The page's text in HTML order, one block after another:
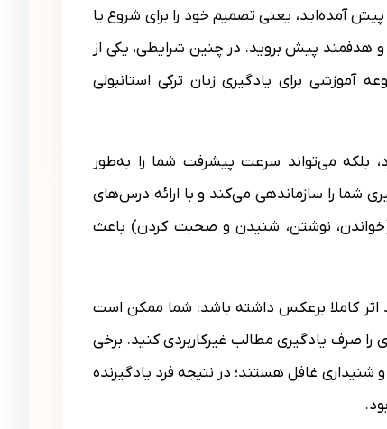
پیش آمده‌اید، یعنی تصمیم خود را برای شروع یا
هدفمند پیش بروید. در چنین شرایطی، یکی از
برای یادگیری زبان ترکی استانبولی
بلکه می‌تواند سرعت پیشرفت شما را به‌طور
شما را سازماندهی می‌کند و با ارائه درس‌های
(خواندن، نوشتن، شنیدن و صحبت کردن) باعث
اثر کاملا برعکس داشته باشد: شما ممکن است
را صرف یادگیری مطالب غیرکاربردی کنید. برخی
شنیداری غافل هستند؛ در نتیجه فرد یادگیرنده